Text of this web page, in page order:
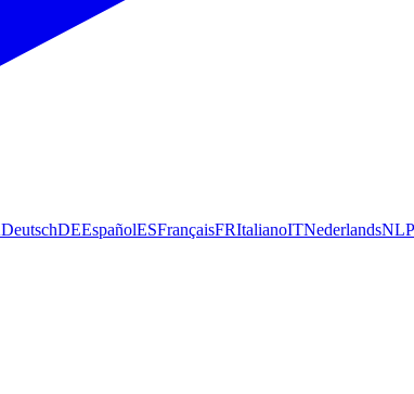
DeutschDEEspañolESFrançaisFRItalianoITNederlandsNL